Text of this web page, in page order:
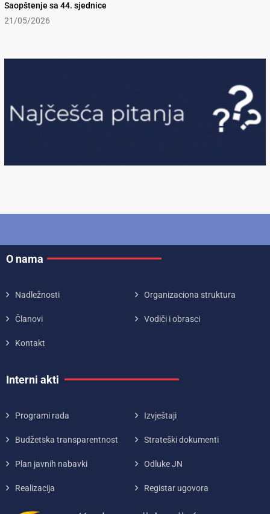
Saopštenje sa 44. sjednice
21/05/2026
O nama
Nadležnosti Organizaciona struktura
Članovi Vodiči i obrasci
Kontakt
Interni akti
Programi rada Izvještaji
Budžetska transparentnost Strateški dokumenti
Plan javnih nabavki Odluke JN
Realizacija Registar ugovora